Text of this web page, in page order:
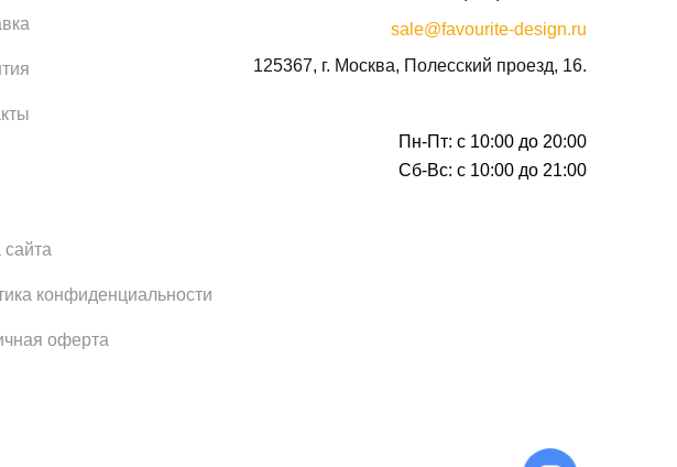
сайта
конфиденциальности
оферта
sale@favourite-design.ru
125367, г. Москва, Полесский проезд, 16.
Пн-Пт: с 10:00 до 20:00
Сб-Вс: с 10:00 до 21:00